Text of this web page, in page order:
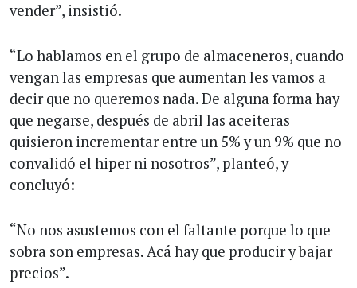
vender”, insistió.
“Lo hablamos en el grupo de almaceneros, cuando
vengan las empresas que aumentan les vamos a
decir que no queremos nada. De alguna forma hay
que negarse, después de abril las aceiteras
quisieron incrementar entre un 5% y un 9% que no
convalidó el hiper ni nosotros”, planteó, y
concluyó:
“No nos asustemos con el faltante porque lo que
sobra son empresas. Acá hay que producir y bajar
precios”.